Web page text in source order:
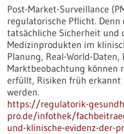
Post-Market-Surveillance
regulatorische Pflicht.
tatsächliche Sicherheit und
Medizinprodukten im
Planung, Real-World-Daten,
Marktbeobachtung können
erfüllt, Risiken früh
werden.
https://regulatorik-
pro.de/infothek/
und-klinische-evidenz-der-